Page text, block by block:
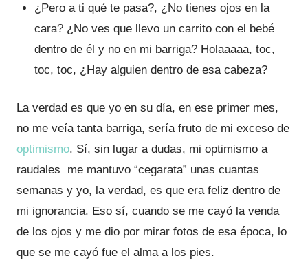
¿Pero a ti qué te pasa?, ¿No tienes ojos en la
cara? ¿No ves que llevo un carrito con el bebé
dentro de él y no en mi barriga? Holaaaaa, toc,
toc, toc, ¿Hay alguien dentro de esa cabeza?
La verdad es que yo en su día, en ese primer mes,
no me veía tanta barriga, sería fruto de mi exceso de
optimismo. Sí, sin lugar a dudas, mi optimismo a
raudales me mantuvo “cegarata” unas cuantas
semanas y yo, la verdad, es que era feliz dentro de
mi ignorancia. Eso sí, cuando se me cayó la venda
de los ojos y me dio por mirar fotos de esa época, lo
que se me cayó fue el alma a los pies.